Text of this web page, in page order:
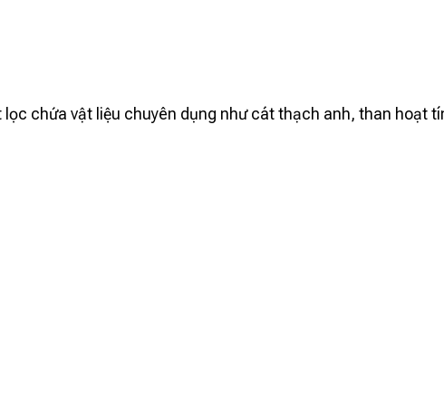
chứa vật liệu chuyên dụng như cát thạch anh, than hoạt